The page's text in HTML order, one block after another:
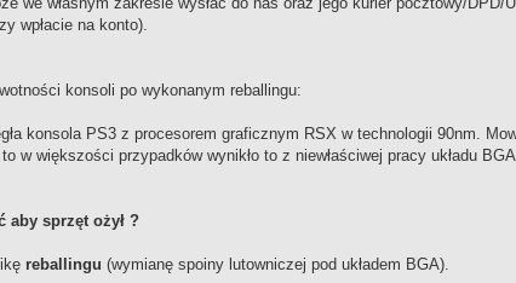
wpłacie na konto).
konsoli po wykonanym reballingu:
konsola PS3 z procesorem graficznym RSX w technologii 90nm.
w większości przypadków wynikło to z niewłaściwej pracy układu
aby sprzęt ożył ?
reballingu (wymianę spoiny lutowniczej pod układem BGA).